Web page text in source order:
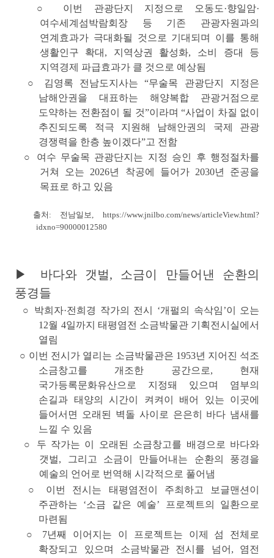
○ 이번 관광단지 지정으로
오동도·향일암·
여수세계섬박람회장등 기존 관광자원과의
연계효과가 극대화될 것으로 기대되며 이를 통해
생활인구 확대, 지역상권 활성화, 소비 증대 등
지역경제 파급효과가 클 것으로 예상됨
○ 김영록 전남도지사는 “무술목 관광단지 지정은
남해안권을 대표하는 해양복합 관광거점으로
도약하는 전환점이 될 것”이라며 “사업이 차질 없이
추진되도록 적극 지원해 남해안권의 국제 관광
경쟁력을 한층 높이겠다”고 전함
○ 여수 무술목 관광단지는 지정 승인 후 행정절차를
거쳐 오는 2026년 착공에 들어가 2030년 준공을
목표로 하고 있음
출처: 전남일보,https://www.jnilbo.com/news/articleView.html?
idxno=90000012580
▶ 바다와 갯벌, 소금이 만들어낸 순환의
풍경들
○ 박희자·전희경 작가의 전시 ‘개펄의 속삭임’이 오는
12월 4일까지 태평염전 소금박물관 기획전시실에서
열림
○ 이번 전시가 열리는 소금박물관은 1953년 지어진 석조
소금창고를 개조한 공간으로, 현재
국가등록문화유산으로 지정돼 있으며 염부의
손길과 태양의 시간이 켜켜이 배어 있는 이곳에
들어서면 오래된 벽돌 사이로 은은히 바다 냄새를
느낄 수 있음
○ 두 작가는 이 오래된 소금창고를 배경으로 바다와
갯벌, 그리고 소금이 만들어내는 순환의 풍경을
예술의 언어로 번역해 시각적으로 풀어냄
○ 이번 전시는 태평염전이 주최하고 보글맨션이
주관하는 ‘소금 같은 예술’
프로젝트의 일환으로
마련됨
○ 7년째 이어지는 이 프로젝트는 이제 섬 전체로
확장되고 있으며 소금박물관 전시를 넘어, 염전